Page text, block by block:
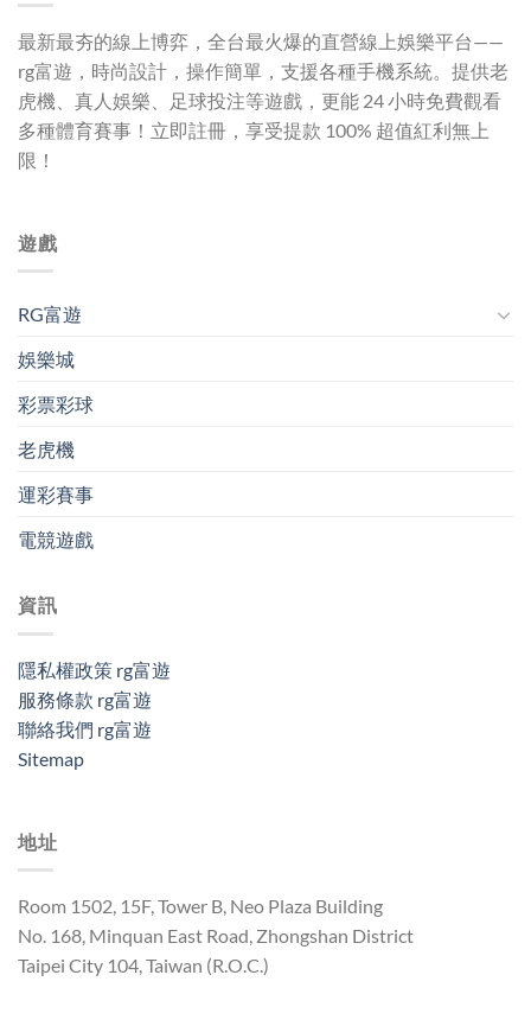
最新最夯的線上博弈，全台最火爆的直營線上娛樂平台——
rg富遊 ，時尚設計，操作簡單，支援各種手機系統。提供老
虎機、真人娛樂、足球投注等遊戲，更能 24 小時免費觀看
多種體育賽事！立即註冊，享受提款 100% 超值紅利無上
限！
遊戲
RG富遊
娛樂城
彩票彩球
老虎機
運彩賽事
電競遊戲
資訊
隱私權政策 rg富遊
服務條款 rg富遊
聯絡我們 rg富遊
Sitemap
地址
Room 1502, 15F, Tower B, Neo Plaza Building
No. 168, Minquan East Road, Zhongshan District
Taipei City 104, Taiwan (R.O.C.)